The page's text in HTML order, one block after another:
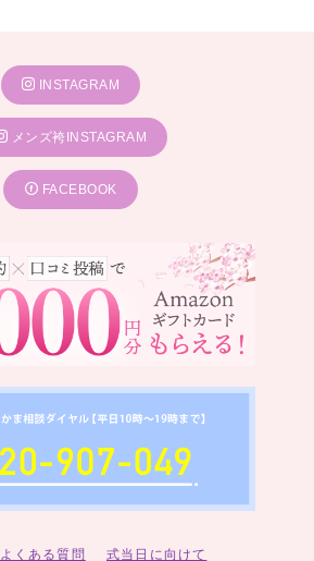
INSTAGRAM
メンズ袴INSTAGRAM
FACEBOOK
よくある質問 式当日に向けて